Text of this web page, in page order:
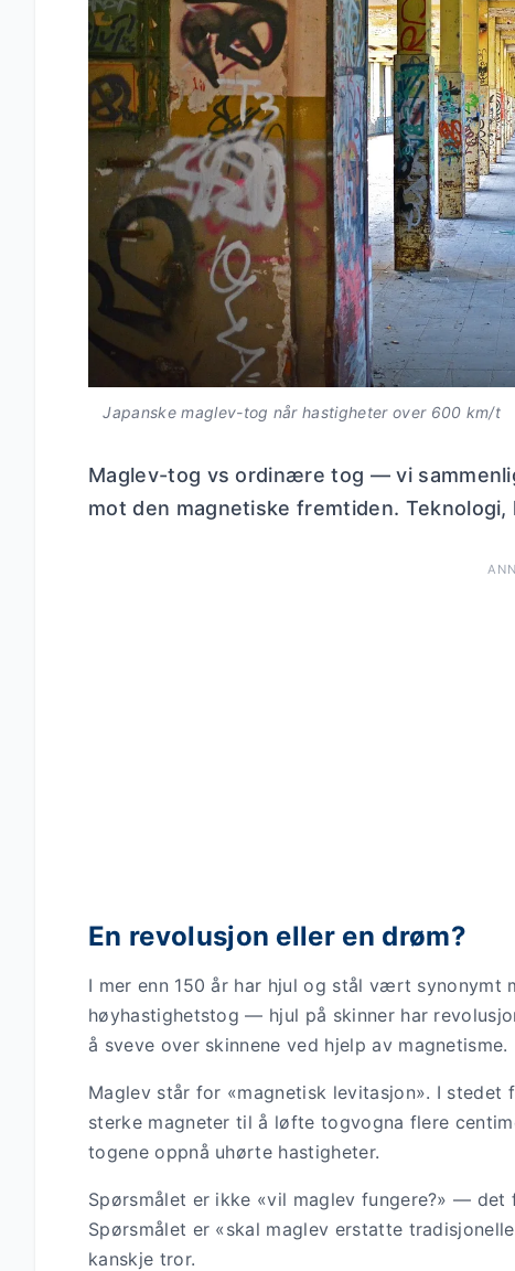
Japanske maglev-tog når hastigheter over 600 km/t
Maglev-tog vs ordinære tog — vi
mot den magnetiske fremtiden.
En revolusjon eller en drøm?
I mer enn 150 år har hjul og stål vært synonymt
høyhastighetstog — hjul på skinner har
å sveve over skinnene ved hjelp av magnetisme.
Maglev står for «magnetisk levitasjon». I
sterke magneter til å løfte togvogna flere
togene oppnå uhørte hastigheter.
Spørsmålet er ikke «vil maglev fungere?» — det
Spørsmålet er «skal maglev erstatte
kanskje tror.